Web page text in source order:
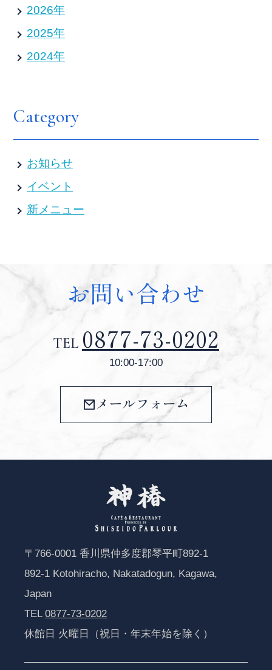
2026年
2025年
2024年
Category
お知らせ
イベント
新メニュー
お問い合わせ
TEL 0877-73-0202
10:00-17:00
メールフォーム
〒766-0001 香川県仲多度郡琴平町892-1
892-1 Kotohiracho, Nakatadogun, Kagawa,
Japan
TEL0877-73-0202
休館日 火曜日（祝日・年末年始を除く）